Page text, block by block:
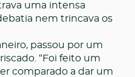
uma intensa
nem trincava os
passou por um
“Foi feito um
comparado a dar um